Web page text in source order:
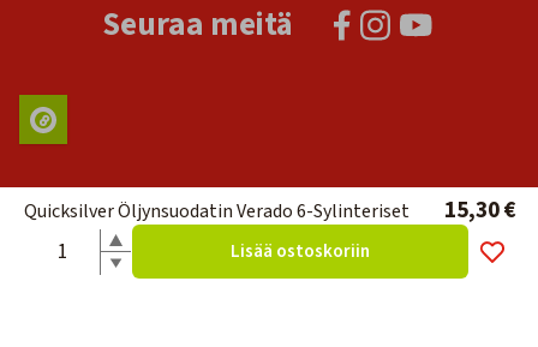
Quicksilver Öljynsuodatin Verado 6-Sylinteriset 15,30 €
Lisää ostoskoriin
Seuraa meitä